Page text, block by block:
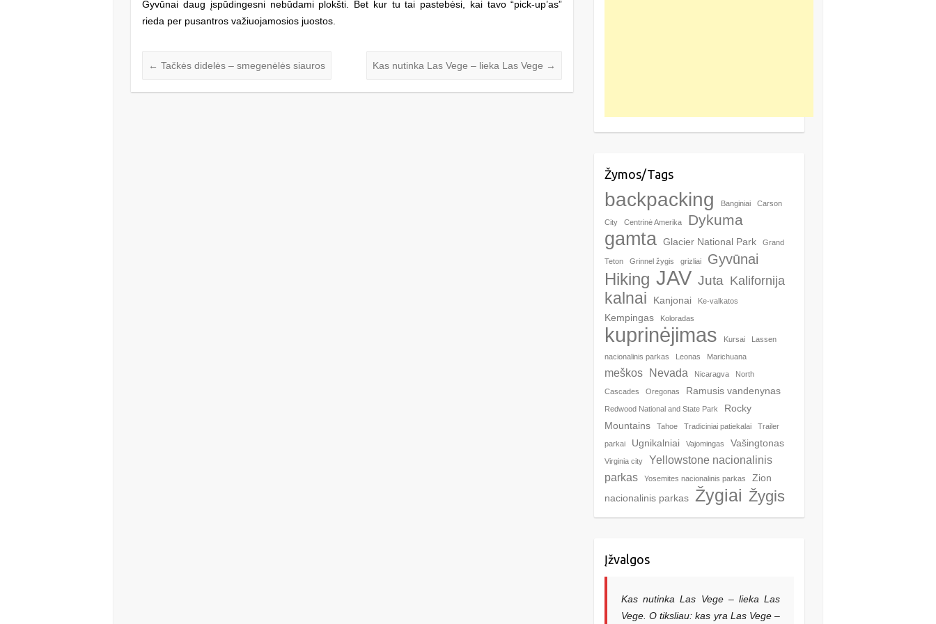
Gyvūnai daug įspūdingesni nebūdami plokšti. Bet kur tu tai pastebėsi, kai tavo “pick-up’as”
rieda per pusantros važiuojamosios juostos.
← Tačkės didelės – smegenėlės siauros Kas nutinka Las Vege – lieka Las Vege →
Žymos/Tags
backpacking Banginiai Carson
City Centrinė Amerika Dykuma
gamta Glacier National Park Grand
Teton Grinnel žygis grizliai Gyvūnai
Hiking JAV Juta Kalifornija
kalnai Kanjonai Ke-valkatos
Kempingas Koloradas
kuprinėjimas Kursai Lassen
nacionalinis parkas Leonas Marichuana
meškos Nevada Nicaragva North
Cascades Oregonas Ramusis vandenynas
Redwood National and State Park
Rocky
Mountains
Tahoe Tradiciniai patiekalai Trailer
parkai Ugnikalniai Vajomingas Vašingtonas
Virginia city
Yellowstone nacionalinis
parkas
Yosemites nacionalinis parkas
Zion
nacionalinis parkas
Žygiai Žygis
Įžvalgos
Kas nutinka Las Vege – lieka Las
Vege. O tiksliau: kas yra Las Vege –